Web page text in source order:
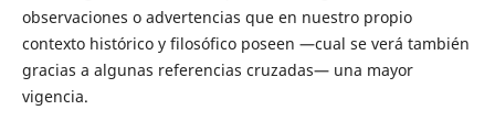
observaciones o advertencias que en nuestro propio
contexto histórico y filosófico poseen —cual se verá también
gracias a algunas referencias cruzadas— una mayor
vigencia.